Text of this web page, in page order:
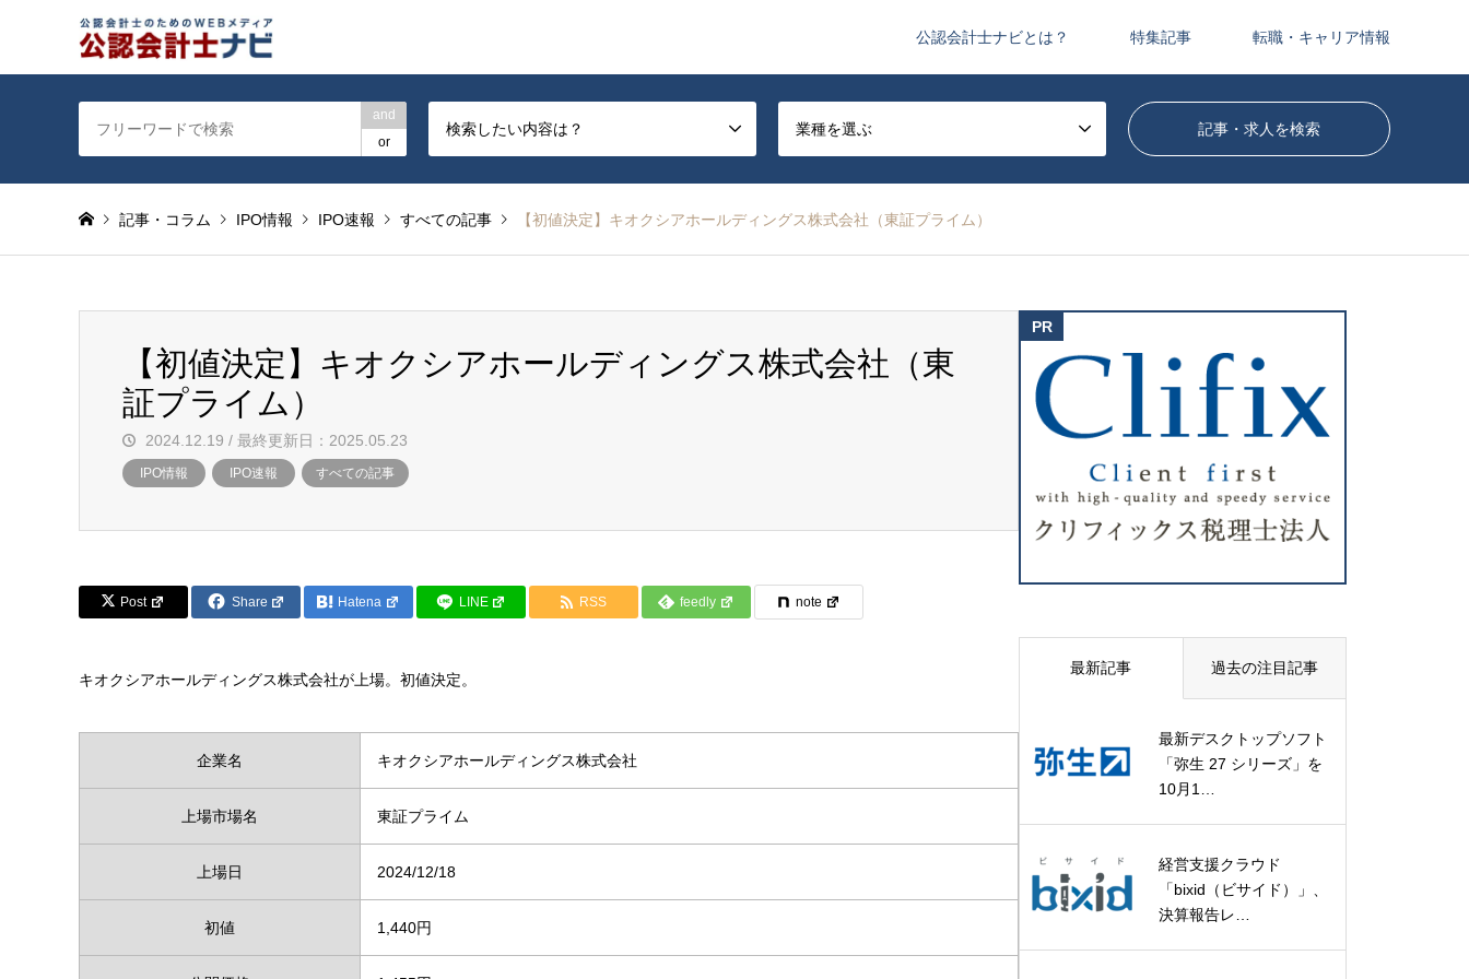
公認会計士ナビとは？ 特集記事 転職・キャリア情報
and
or
検索したい内容は？ 業種を選ぶ
記事・コラム IPO情報 IPO速報 すべての記事 【初値決定】キオクシアホールディングス株式会社（東証プライム）
【初値決定】キオクシアホールディングス株式会社（東
証プライム）
2024.12.19 / 最終更新日：2025.05.23
IPO情報 IPO速報 すべての記事
Post Share Hatena LINE RSS feedly note
キオクシアホールディングス株式会社が上場。初値決定。
企業名 キオクシアホールディングス株式会社
上場市場名 東証プライム
上場日 2024/12/18
初値 1,440円
最新記事 過去の注目記事
最新デスクトップソフト
「弥生 27 シリーズ」を
10月1…
経営支援クラウド
「bixid（ビサイド）」、
決算報告レ…